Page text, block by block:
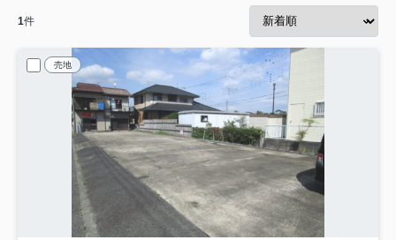
1件
売地